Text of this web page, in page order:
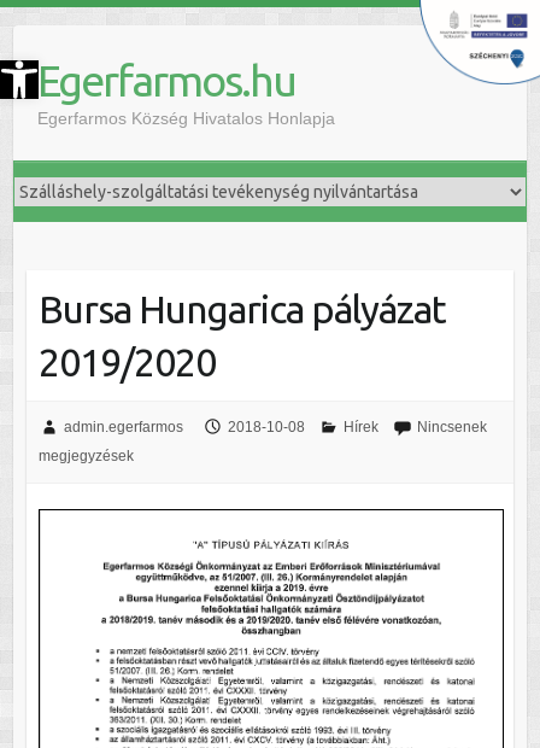
Eszköztár megnyitása Egerfarmos.hu
Egerfarmos Község Hivatalos Honlapja
Bursa Hungarica pályázat
2019/2020
admin.egerfarmos 2018-10-08 Hírek
Nincsenek
megjegyzések